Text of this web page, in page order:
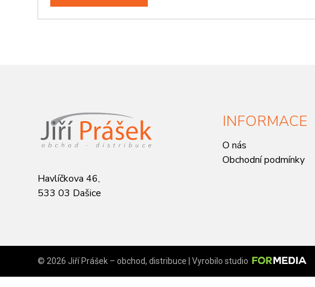
Havlíčkova 46,
533 03 Dašice
INFORMACE
O nás
Obchodní podmínky
© 2026 Jiří Prášek – obchod, distribuce | Vyrobilo studio